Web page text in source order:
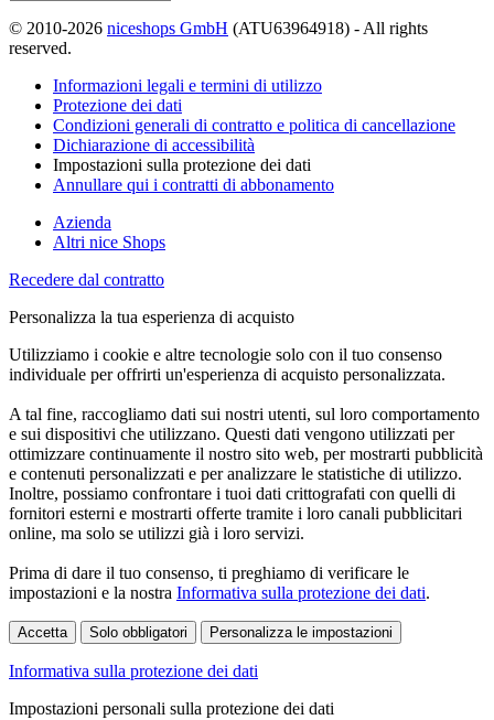
© 2010-2026 niceshops GmbH (ATU63964918) - All rights
reserved.
Informazioni legali e termini di utilizzo
Protezione dei dati
Condizioni generali di contratto e politica di cancellazione
Dichiarazione di accessibilità
Impostazioni sulla protezione dei dati
Annullare qui i contratti di abbonamento
Azienda
Altri nice Shops
Recedere dal contratto
Personalizza la tua esperienza di acquisto
Utilizziamo i cookie e altre tecnologie solo con il tuo consenso
individuale per offrirti un'esperienza di acquisto personalizzata.
A tal fine, raccogliamo dati sui nostri utenti, sul loro comportamento
e sui dispositivi che utilizzano. Questi dati vengono utilizzati per
ottimizzare continuamente il nostro sito web, per mostrarti pubblicità
e contenuti personalizzati e per analizzare le statistiche di utilizzo.
Inoltre, possiamo confrontare i tuoi dati crittografati con quelli di
fornitori esterni e mostrarti offerte tramite i loro canali pubblicitari
online, ma solo se utilizzi già i loro servizi.
Prima di dare il tuo consenso, ti preghiamo di verificare le
impostazioni e la nostra Informativa sulla protezione dei dati.
Accetta Solo obbligatori Personalizza le impostazioni
Informativa sulla protezione dei dati
Impostazioni personali sulla protezione dei dati